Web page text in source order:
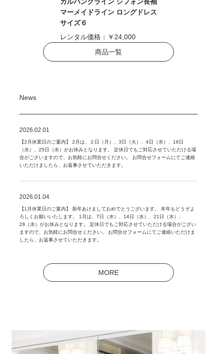
マーメイドライン ロングドレス
サイズ６
レンタル価格： ￥24,000
商品一覧
News
2026.02.01
【2月休業日のご案内】 2月は、２日（月）、3日（火）、4日（水）、18日
（水）、25日（水）がお休みとなります。 定休日でもご対応させていただける場
合がございますので、お気軽にお問合せください。 お問合せフォームにてご連絡
いただけましたら、お返事させていただきます。
2026.01.04
【1月休業日のご案内】 新年あけましておめでとうございます。 本年もどうぞよ
ろしくお願いいたします。 1月は、7日（水）、14日（水）、21日（水）、
28（水）がお休みとなります。 定休日でもご対応させていただける場合がござい
ますので、お気軽にお問合せください。 お問合せフォームにてご連絡いただけま
したら、お返事させていただきます。
MORE